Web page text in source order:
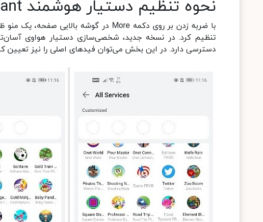
نحوه تنظیم دستیار هوشمند Huawei Assistant
تنظیم کرد. در نسخه جدید، شخصی‌سازی دستیار هواوی
دسترسی دارد. در این بخش می‌توان فیدهای اصلی را نیز تعیین